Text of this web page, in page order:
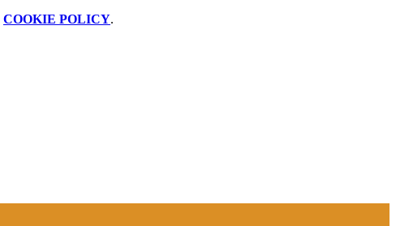
COOKIE POLICY.